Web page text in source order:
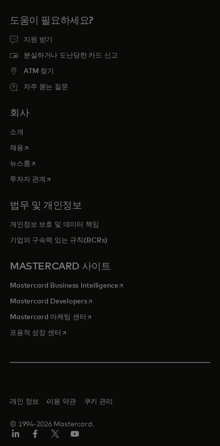
도움이 필요하세요?
지원 받기
분실하거나 도난당한 카드 신고
ATM 찾기
자주 묻는 질문
회사
소개
채용새 탭에서 열림
뉴스룸새 탭에서 열림
투자자 관계 새 탭에서 열림
법무 및 개인정보
개인정보 보호 및 데이터 책임
기업의 구속력 있는 규칙(BCRs)
MASTERCARD 사이트
Mastercard Business Intelligence새 탭에서 열림
Mastercard Developers새 탭에서 열림
Mastercard 마케팅 센터 새 탭에서 열림
포용적 성장 센터 새 탭에서 열림
© 1994-2026 Mastercard.
개인 정보 이용 약관 쿠키 관리